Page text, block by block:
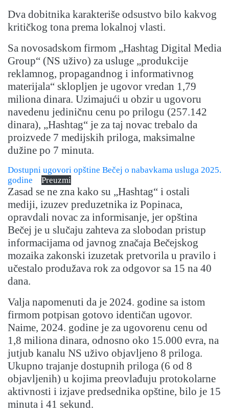
Dva dobitnika karakteriše odsustvo bilo kakvog
kritičkog tona prema lokalnoj vlasti.
Sa novosadskom firmom „Hashtag Digital Media
Group“ (NS uživo) za usluge „produkcije
reklamnog, propagandnog i informativnog
materijala“ sklopljen je ugovor vredan 1,79
miliona dinara. Uzimajući u obzir u ugovoru
navedenu jediničnu cenu po prilogu (257.142
dinara), „Hashtag“ je za taj novac trebalo da
proizvede 7 medijskih priloga, maksimalne
dužine po 7 minuta.
Dostupni ugovori opštine Bečej o nabavkama usluga 2025.
godine
Preuzmi
Zasad se ne zna kako su „Hashtag“ i ostali
mediji, izuzev preduzetnika iz Popinaca,
opravdali novac za informisanje, jer opština
Bečej je u slučaju zahteva za slobodan pristup
informacijama od javnog značaja Bečejskog
mozaika zakonski izuzetak pretvorila u pravilo i
učestalo produžava rok za odgovor sa 15 na 40
dana.
Valja napomenuti da je 2024. godine sa istom
firmom potpisan gotovo identičan ugovor.
Naime, 2024. godine je za ugovorenu cenu od
1,8 miliona dinara, odnosno oko 15.000 evra, na
jutjub kanalu NS uživo objavljeno 8 priloga.
Ukupno trajanje dostupnih priloga (6 od 8
objavljenih) u kojima preovlađuju protokolarne
aktivnosti i izjave predsednika opštine, bilo je 15
minuta i 41 sekund.